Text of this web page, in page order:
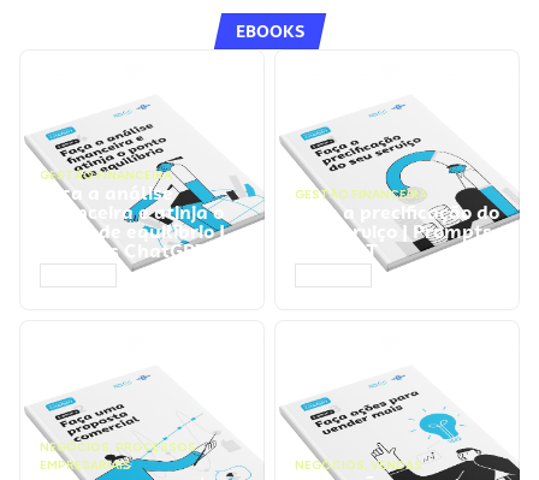
EBOOKS
GESTÃO FINANCEIRA
Faça a análise
financeira e atinja o
ponto de equilíbrio |
Prompts ChatGPT
GESTÃO FINANCEIRA
Faça a precificação do
seu serviço | Prompts
ChatGPT
NEGÓCIOS, PROCESSOS
EMPRESARIAIS
NEGÓCIOS, VENDAS